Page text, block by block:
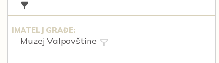
IMATELJ GRAĐE:
Muzej Valpovštine